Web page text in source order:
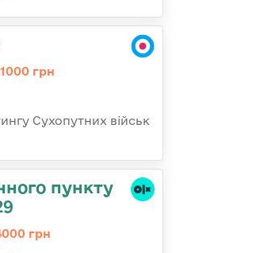
грн
Сухопутних військ
пункту
грн